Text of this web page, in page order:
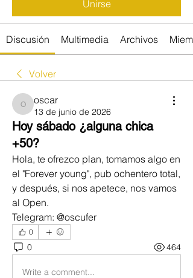
Unirse
Discusión Multimedia Archivos
Volver
oscar
oscar
13 de junio de 2026
Hoy sábado ¿alguna chica
+50?
Hola, te ofrezco plan, tomamos algo en
el "Forever young", pub ochentero total,
y después, si nos apetece, nos vamos
al Open.
Telegram: @oscufer
0
0 464
Write a comment...